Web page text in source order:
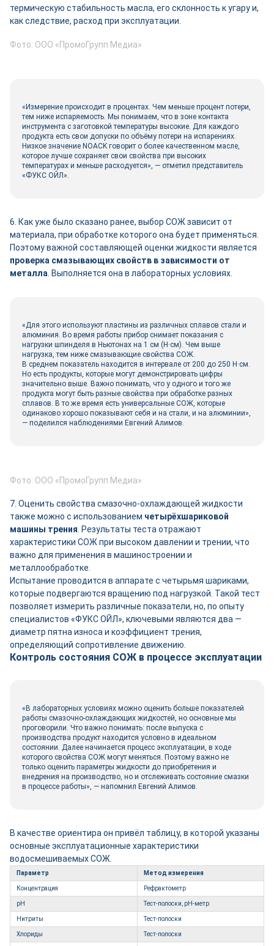
термическую стабильность масла, его склонность к угару и,
как следствие, расход при эксплуатации.
Фото: ООО «ПромоГрупп Медиа»
«Измерение происходит в процентах. Чем меньше процент потери,
тем ниже испаряемость. Мы понимаем, что в зоне контакта
инструмента с заготовкой температуры высокие. Для каждого
продукта есть свои допуски по объёму потери на испарениях.
Низкое значение NOACK говорит о более качественном масле,
которое лучше сохраняет свои свойства при высоких
температурах и меньше расходуется», — отметил представитель
«ФУКС ОЙЛ».
6. Как уже было сказано ранее, выбор СОЖ зависит от
материала, при обработке которого она будет применяться.
Поэтому важной составляющей оценки жидкости является
проверка смазывающих свойств в зависимости от
металла . Выполняется она в лабораторных условиях.
«Для этого используют пластины из различных сплавов стали и
алюминия. Во время работы прибор снимает показания с
нагрузки шпинделя в Ньютонах на 1 см (Н·см). Чем выше
нагрузка, тем ниже смазывающие свойства СОЖ.
В среднем показатель находится в интервале от 200 до 250 Н·см.
Но есть продукты, которые могут демонстрировать цифры
значительно выше. Важно понимать, что у одного и того же
продукта могут быть разные свойства при обработке разных
сплавов. В то же время есть универсальные СОЖ, которые
одинаково хорошо показывают себя и на стали, и на алюминии»,
— поделился наблюдениями Евгений Алимов.
Фото: ООО «ПромоГрупп Медиа»
7. Оценить свойства смазочно-охлаждающей жидкости
также можно с использованием четырёхшариковой
машины трения . Результаты теста отражают
характеристики СОЖ при высоком давлении и трении, что
важно для применения в машиностроении и
металлообработке.
Испытание проводится в аппарате с четырьмя шариками,
которые подвергаются вращению под нагрузкой. Такой тест
позволяет измерить различные показатели, но, по опыту
специалистов «ФУКС ОЙЛ», ключевыми являются два —
диаметр пятна износа и коэффициент трения,
определяющий сопротивление движению.
Контроль состояния СОЖ в процессе эксплуатации
«В лабораторных условиях можно оценить больше показателей
работы смазочно-охлаждающих жидкостей, но основные мы
проговорили. Что важно понимать: после выпуска с
производства продукт находится условно в идеальном
состоянии. Далее начинается процесс эксплуатации, в ходе
которого свойства СОЖ могут меняться. Поэтому важно не
только оценить параметры жидкости до приобретения и
внедрения на производство, но и отслеживать состояние смазки
в процессе работы», — напомнил Евгений Алимов.
В качестве ориентира он привёл таблицу, в которой указаны
основные эксплуатационные характеристики
водосмешиваемых СОЖ.
Параметр Метод измерения
Концентрация Рефрактометр
pH Тест-полоски, pH-метр
Нитриты Тест-полоски
Хлориды Тест-полоски